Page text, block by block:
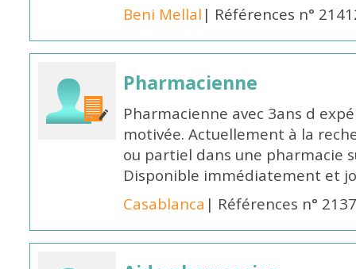
Beni Mellal | Références n°
Pharmacienne
Pharmacienne avec 3ans d
motivée. Actuellement à la
ou partiel dans une pharmacie
Disponible immédiatement et
Casablanca | Références n°